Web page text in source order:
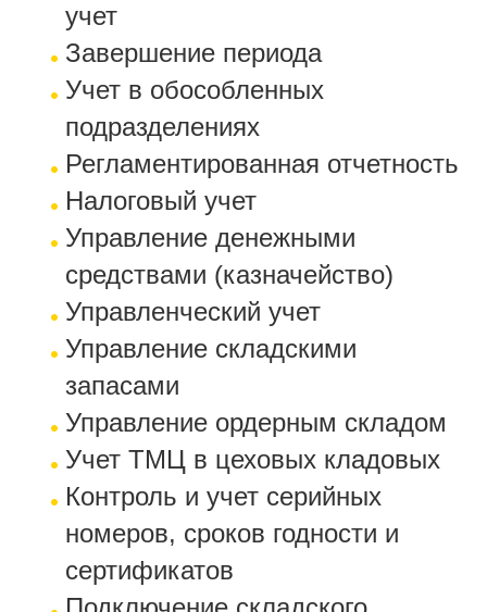
учет
Завершение периода
Учет в обособленных
подразделениях
Регламентированная отчетность
Налоговый учет
Управление денежными
средствами (казначейство)
Управленческий учет
Управление складскими
запасами
Управление ордерным складом
Учет ТМЦ в цеховых кладовых
Контроль и учет серийных
номеров, сроков годности и
сертификатов